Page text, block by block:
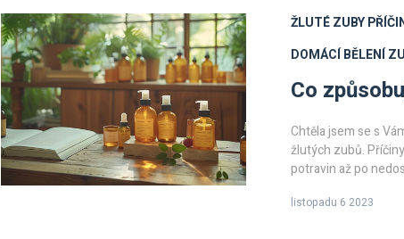
ŽLUTÉ ZUBY
DOMÁCÍ BĚLENÍ
Co
Chtěla jsem se s
žlutých zubů.
potravin až po
zuby vybělit doma a
listopadu 6 2023